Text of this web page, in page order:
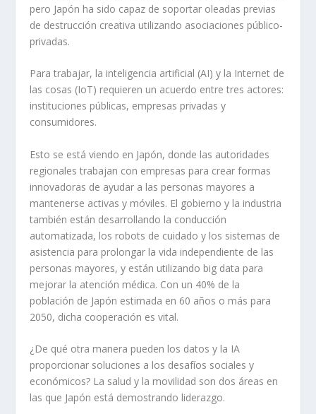
pero Japón ha sido capaz de soportar oleadas previas
de destrucción creativa utilizando asociaciones público-
privadas.
Para trabajar, la inteligencia artificial (AI) y la Internet de
las cosas (IoT) requieren un acuerdo entre tres actores:
instituciones públicas, empresas privadas y
consumidores.
Esto se está viendo en Japón, donde las autoridades
regionales trabajan con empresas para crear formas
innovadoras de ayudar a las personas mayores a
mantenerse activas y móviles. El gobierno y la industria
también están desarrollando la conducción
automatizada, los robots de cuidado y los sistemas de
asistencia para prolongar la vida independiente de las
personas mayores, y están utilizando big data para
mejorar la atención médica. Con un 40% de la
población de Japón estimada en 60 años o más para
2050, dicha cooperación es vital.
¿De qué otra manera pueden los datos y la IA
proporcionar soluciones a los desafíos sociales y
económicos? La salud y la movilidad son dos áreas en
las que Japón está demostrando liderazgo.